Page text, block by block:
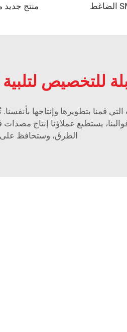
منتج
للتخصيص
يستطيع عملاؤنا إنتاج
الطرق، وستحافظ على